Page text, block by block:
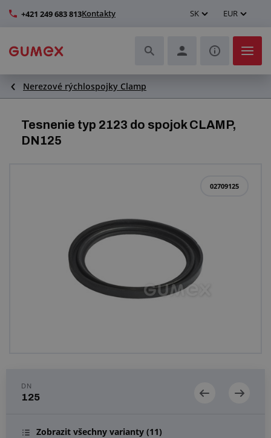
+421 249 683 813Kontakty SK EUR
Hadice a ich kompletizácia
Profily a výroba tesnení
Lepšie pracovné prostredie
Ďalšie gumové a plastové výrobky
Centrum dopytov
Nerezové rýchlospojky Clamp
Tesnenie typ 2123 do spojok CLAMP,
DN125
02709125
DN
125
Zobrazit všechny varianty (11)